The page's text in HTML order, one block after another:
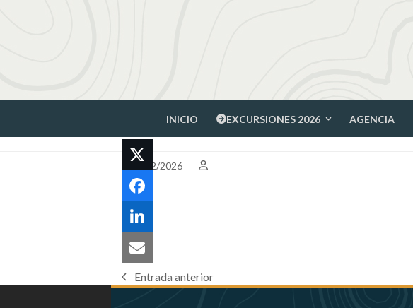
INICIO EXCURSIONES 2026 AGENCIA
28/02/2026
previous
Entrada anterior